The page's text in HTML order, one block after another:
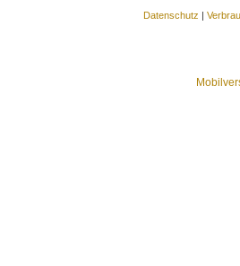
Datenschutz